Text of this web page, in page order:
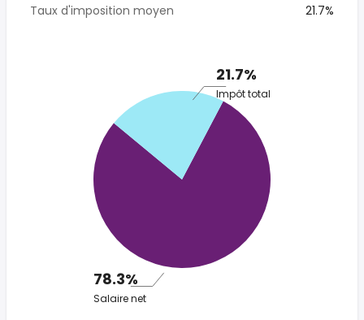
Taux d'imposition moyen
21.7%
21.7%
Impôt total
78.3%
Salaire net